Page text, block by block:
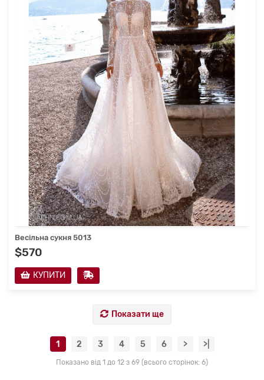
Весільна сукня 5013
$570
КУПИТИ
Показати ще
1 2 3 4 5 6 > >|
Показано від 1 до 12 з 69 (всього сторінок: 6)